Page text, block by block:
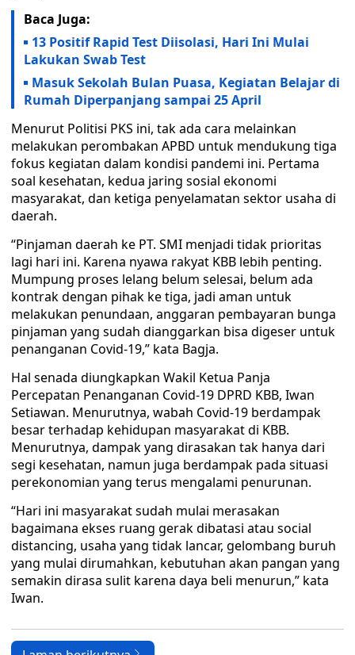
Baca Juga:
13 Positif Rapid Test Diisolasi, Hari Ini Mulai
Lakukan Swab Test
Masuk Sekolah Bulan Puasa, Kegiatan Belajar di
Rumah Diperpanjang sampai 25 April
Menurut Politisi PKS ini, tak ada cara melainkan
melakukan perombakan APBD untuk mendukung tiga
fokus kegiatan dalam kondisi pandemi ini. Pertama
soal kesehatan, kedua jaring sosial ekonomi
masyarakat, dan ketiga penyelamatan sektor usaha di
daerah.
“Pinjaman daerah ke PT. SMI menjadi tidak prioritas
lagi hari ini. Karena nyawa rakyat KBB lebih penting.
Mumpung proses lelang belum selesai, belum ada
kontrak dengan pihak ke tiga, jadi aman untuk
melakukan penundaan, anggaran pembayaran bunga
pinjaman yang sudah dianggarkan bisa digeser untuk
penanganan Covid-19,” kata Bagja.
Hal senada diungkapkan Wakil Ketua Panja
Percepatan Penanganan Covid-19 DPRD KBB, Iwan
Setiawan. Menurutnya, wabah Covid-19 berdampak
besar terhadap kehidupan masyarakat di KBB.
Menurutnya, dampak yang dirasakan tak hanya dari
segi kesehatan, namun juga berdampak pada situasi
perekonomian yang terus mengalami penurunan.
“Hari ini masyarakat sudah mulai merasakan
bagaimana ekses ruang gerak dibatasi atau social
distancing, usaha yang tidak lancar, gelombang buruh
yang mulai dirumahkan, kebutuhan akan pangan yang
semakin dirasa sulit karena daya beli menurun,” kata
Iwan.